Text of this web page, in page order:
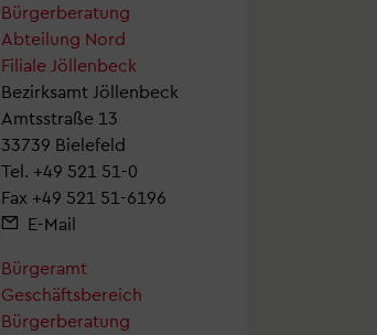
Bürgerberatung
Abteilung Nord
Filiale Jöllenbeck
Bezirksamt Jöllenbeck
Amtsstraße 13
33739 Bielefeld
Tel. +49 521 51-0
Fax +49 521 51-6196
E-Mail
Bürgeramt
Geschäftsbereich
Bürgerberatung